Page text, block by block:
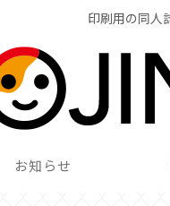
印刷用の同人
お知らせ